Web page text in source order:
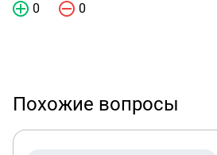
0 0
Похожие вопросы